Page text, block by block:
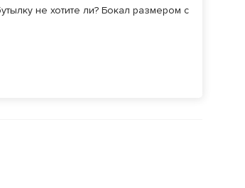
не хотите ли? Бокал размером с